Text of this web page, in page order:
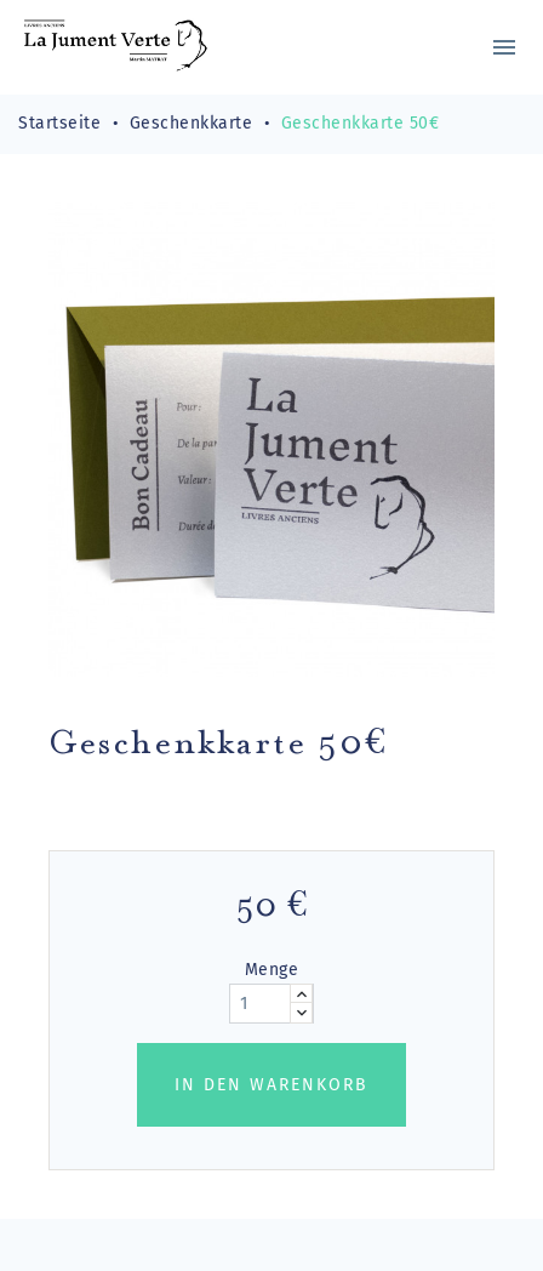
menu
Startseite Geschenkkarte Geschenkkarte 50€
Geschenkkarte 50€
50 €
Menge
IN DEN WARENKORB